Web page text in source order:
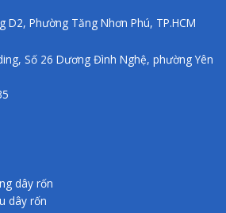
D2, Phường Tăng Nhơn Phú, TP.HCM
Số 26 Dương Đình Nghệ, phường Yên
dây rốn
dây rốn